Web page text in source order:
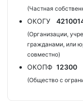
(Частная
ОКОГУ
(Организации,
гражданами, или
совместно)
ОКОПФ 12300
(Общество с